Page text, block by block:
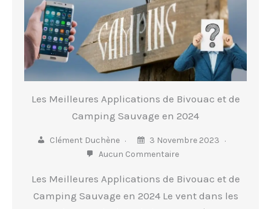
Les Meilleures Applications de Bivouac et de
Camping Sauvage en 2024
Clément Duchène
3 Novembre 2023
Aucun Commentaire
Les Meilleures Applications de Bivouac et de
Camping Sauvage en 2024 Le vent dans les